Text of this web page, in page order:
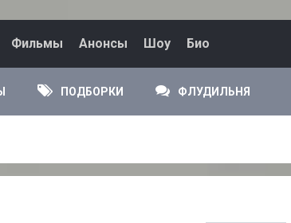
Фильмы Анонсы Шоу Био
ПОДБОРКИ ФЛУДИЛЬНЯ